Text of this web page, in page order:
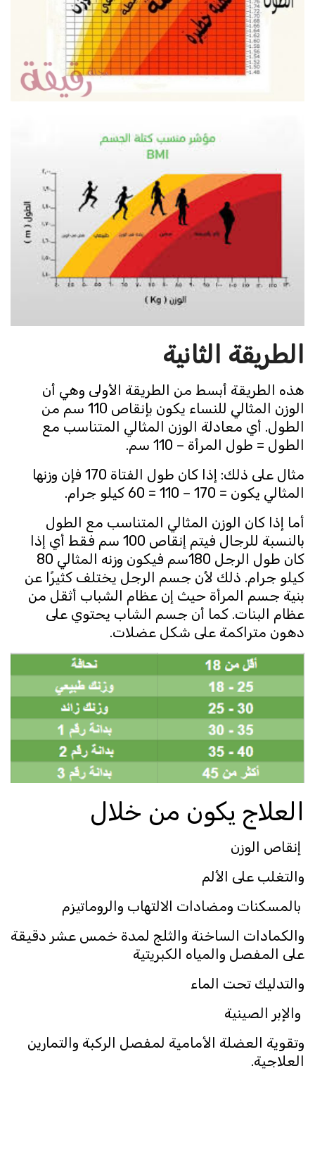
الطريقة الثانية
هذه الطريقة أبسط من الطريقة الأولى وهي أن
الوزن المثالي للنساء يكون بإنقاص 110 سم من
الطول. أي معادلة الوزن المثالي المتناسب مع
الطول = طول المرأة – 110 سم.
مثال على ذلك: إذا كان طول الفتاة 170 فإن وزنها
المثالي يكون = 170 – 110 = 60 كيلو جرام.
أما إذا كان الوزن المثالي المتناسب مع الطول
بالنسبة للرجال فيتم إنقاص 100 سم فقط أي إذا
كان طول الرجل 180سم فيكون وزنه المثالي 80
كيلو جرام. ذلك لأن جسم الرجل يختلف كثيرًا عن
بنية جسم المرأة حيث إن عظام الشباب أثقل من
عظام البنات. كما أن جسم الشاب يحتوي على
دهون متراكمة على شكل عضلات.
العلاج يكون من خلال
إنقاص الوزن
والتغلب على الألم
بالمسكنات ومضادات الالتهاب والروماتيزم
والكمادات الساخنة والثلج لمدة خمس عشر دقيقة
على المفصل والمياه الكبريتية
والتدليك تحت الماء
والإبر الصينية
وتقوية العضلة الأمامية لمفصل الركبة والتمارين
العلاجية.